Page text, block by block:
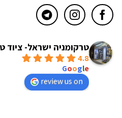
טרקומניה ישראל- ציוד
4.8
Google
review us on